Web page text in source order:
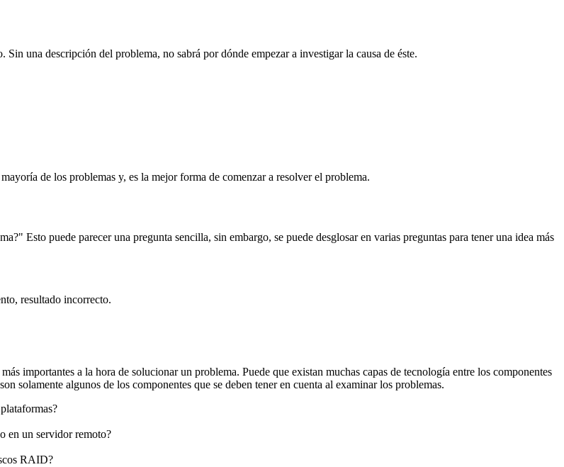
una descripción del problema, no sabrá por dónde empezar a investigar la causa de éste.
de los problemas y, es la mejor forma de comenzar a resolver el problema.
Esto puede parecer una pregunta sencilla, sin embargo, se puede desglosar en varias preguntas para tener una idea más
resultado incorrecto.
importantes a la hora de solucionar un problema. Puede que existan muchas capas de tecnología entre los componentes
solamente algunos de los componentes que se deben tener en cuenta al examinar los problemas.
en un servidor remoto?
RAID?